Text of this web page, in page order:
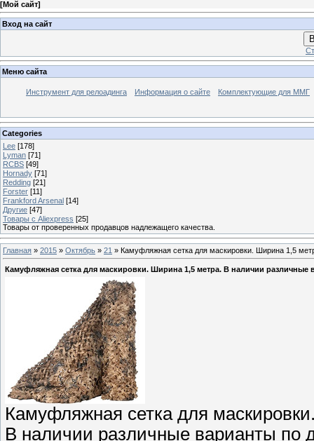
[Мой сайт]
Вход на сайт
Меню сайта
Инструмент для релоадинга Информация о сайте Комплектующие для ММГ
Categories
Lee [178]
Lyman [71]
RCBS [49]
Hornady [71]
Redding [21]
Forster [11]
Frankford Arsenal [14]
Другие [47]
Товары с Aliexpress [25]
Товары от проверенных продавцов надлежащего качества.
Главная » 2015 » Октябрь » 21 » Камуфляжная сетка для маскировки. Ширина 1,5
Камуфляжная сетка для маскировки. Ширина 1,5 метра. В наличии различные
Камуфляжная сетка для
В наличии различные варианты по